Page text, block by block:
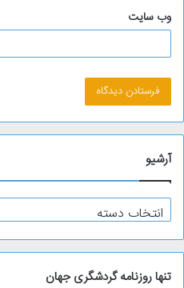
وب‌ سایت
آرشیو
آ
ر
ش
ی
و
تنها روزنامه گردشگری جهان